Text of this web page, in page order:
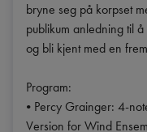
bryne seg på korpset
publikum anledning til
og bli kjent med en
Program:
• Percy Grainger: 4-
Version for Wind